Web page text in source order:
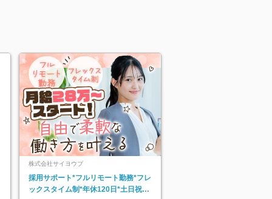
株式会社サイヨウブ
採用サポート*フルリモート勤務*フレ
ックスタイム制*年休120日*土日祝休